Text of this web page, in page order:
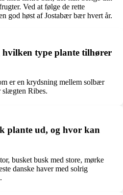
Ved at følge de rette
god høst af Jostabær bær hvert år.
type plante tilhører
er en krydsning mellem solbær
Ribes.
plante ud, og hvor kan
busket busk med store, mørke
danske haver med solrig